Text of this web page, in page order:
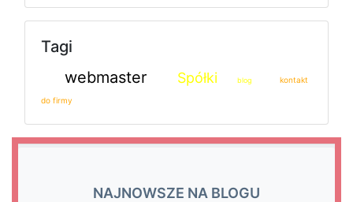
Tagi
webmaster
Spółki blog kontakt
do firmy
NAJNOWSZE NA BLOGU